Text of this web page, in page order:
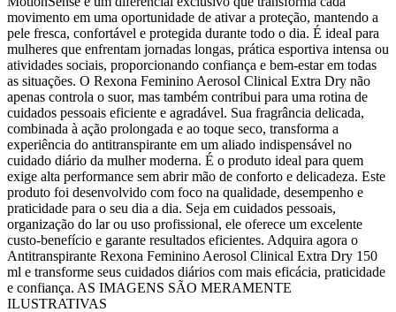
movimento em uma oportunidade de ativar a proteção, mantendo a
pele fresca, confortável e protegida durante todo o dia. É ideal para
mulheres que enfrentam jornadas longas, prática esportiva intensa ou
atividades sociais, proporcionando confiança e bem-estar em todas
as situações. O Rexona Feminino Aerosol Clinical Extra Dry não
apenas controla o suor, mas também contribui para uma rotina de
cuidados pessoais eficiente e agradável. Sua fragrância delicada,
combinada à ação prolongada e ao toque seco, transforma a
experiência do antitranspirante em um aliado indispensável no
cuidado diário da mulher moderna. É o produto ideal para quem
exige alta performance sem abrir mão de conforto e delicadeza. Este
produto foi desenvolvido com foco na qualidade, desempenho e
praticidade para o seu dia a dia. Seja em cuidados pessoais,
organização do lar ou uso profissional, ele oferece um excelente
custo-benefício e garante resultados eficientes. Adquira agora o
Antitranspirante Rexona Feminino Aerosol Clinical Extra Dry 150
ml e transforme seus cuidados diários com mais eficácia, praticidade
e confiança. AS IMAGENS SÃO MERAMENTE
ILUSTRATIVAS